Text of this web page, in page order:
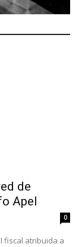
de
Apel
0
fiscal atribuida a